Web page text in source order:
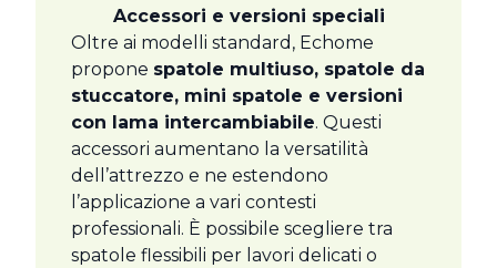
Accessori e versioni speciali
Oltre ai modelli standard, Echome
propone spatole multiuso, spatole da
stuccatore, mini spatole e versioni
con lama intercambiabile. Questi
accessori aumentano la versatilità
dell’attrezzo e ne estendono
l’applicazione a vari contesti
professionali. È possibile scegliere tra
spatole flessibili per lavori delicati o